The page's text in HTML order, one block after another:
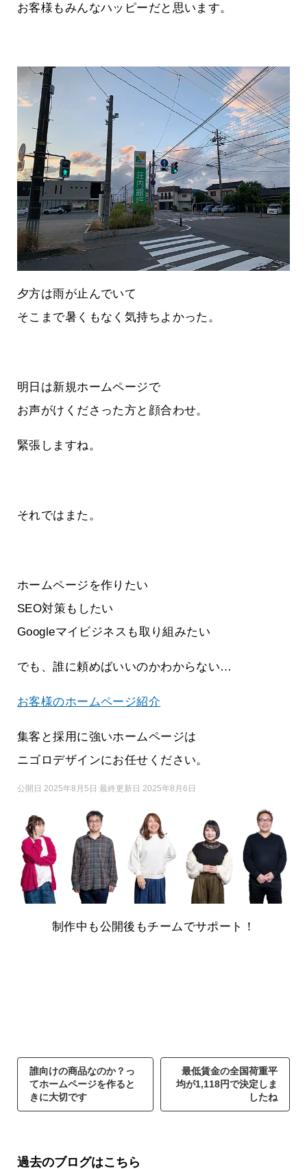
お客様もみんなハッピーだと思います。
夕方は雨が止んでいて
そこまで暑くもなく気持ちよかった。
明日は新規ホームページで
お声がけくださった方と顔合わせ。
緊張しますね。
それではまた。
ホームページを作りたい
SEO対策もしたい
Googleマイビジネスも取り組みたい
でも、誰に頼めばいいのかわからない…
お客様のホームページ紹介
集客と採用に強いホームページは
ニゴロデザインにお任せください。
公開日 2025年8月5日 最終更新日 2025年8月6日
制作中も公開後もチームでサポート！
誰向けの商品なのか？っ
てホームページを作ると
きに大切です
最低賃金の全国荷重平
均が1,118円で決定しま
したね
過去のブログはこちら